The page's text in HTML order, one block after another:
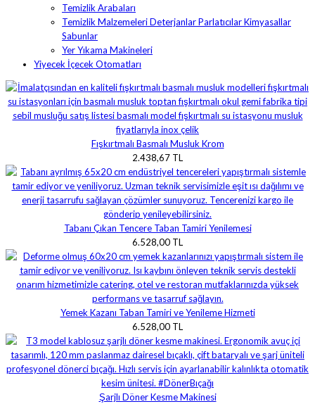
Temizlik Arabaları
Temizlik Malzemeleri Deterjanlar Parlatıcılar Kimyasallar
Sabunlar
Yer Yıkama Makineleri
Yiyecek İçecek Otomatları
Fışkırtmalı Basmalı Musluk Krom
2.438,67 TL
Tabanı Çıkan Tencere Taban Tamiri Yenilemesi
6.528,00 TL
Yemek Kazanı Taban Tamiri ve Yenileme Hizmeti
6.528,00 TL
Şarjlı Döner Kesme Makinesi